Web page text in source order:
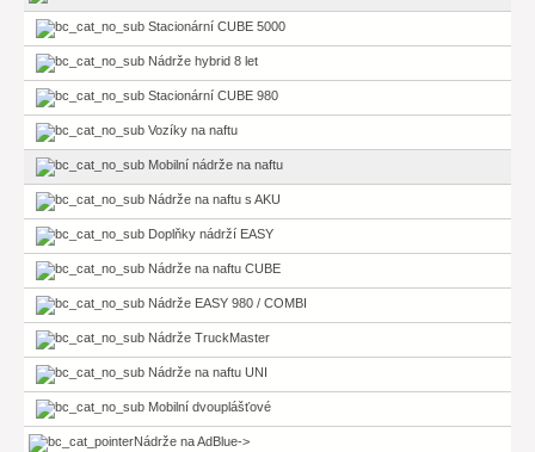
Stacionární CUBE 5000
Nádrže hybrid 8 let
Stacionární CUBE 980
Vozíky na naftu
Mobilní nádrže na naftu
Nádrže na naftu s AKU
Doplňky nádrží EASY
Nádrže na naftu CUBE
Nádrže EASY 980 / COMBI
Nádrže TruckMaster
Nádrže na naftu UNI
Mobilní dvouplášťové
Nádrže na AdBlue->